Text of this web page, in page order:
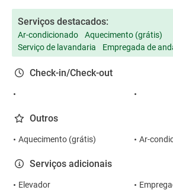
Serviços destacados:
Ar-condicionado
Aquecimento (grátis)
Serviço de lavandaria
Empregada de
Check-in/Check-out
Outros
Aquecimento (grátis) Ar-
Serviços adicionais
Elevador